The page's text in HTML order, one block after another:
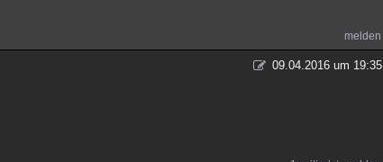
melden
09.04.2016 um 19:35